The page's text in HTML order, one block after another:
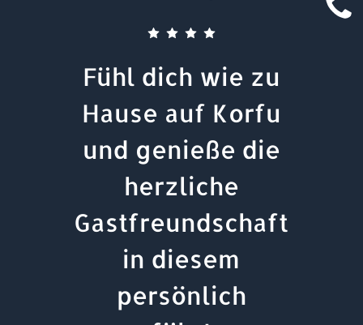
Fühl dich wie zu
Hause auf Korfu
und genieße die
herzliche
Gastfreundschaft
in diesem
persönlich